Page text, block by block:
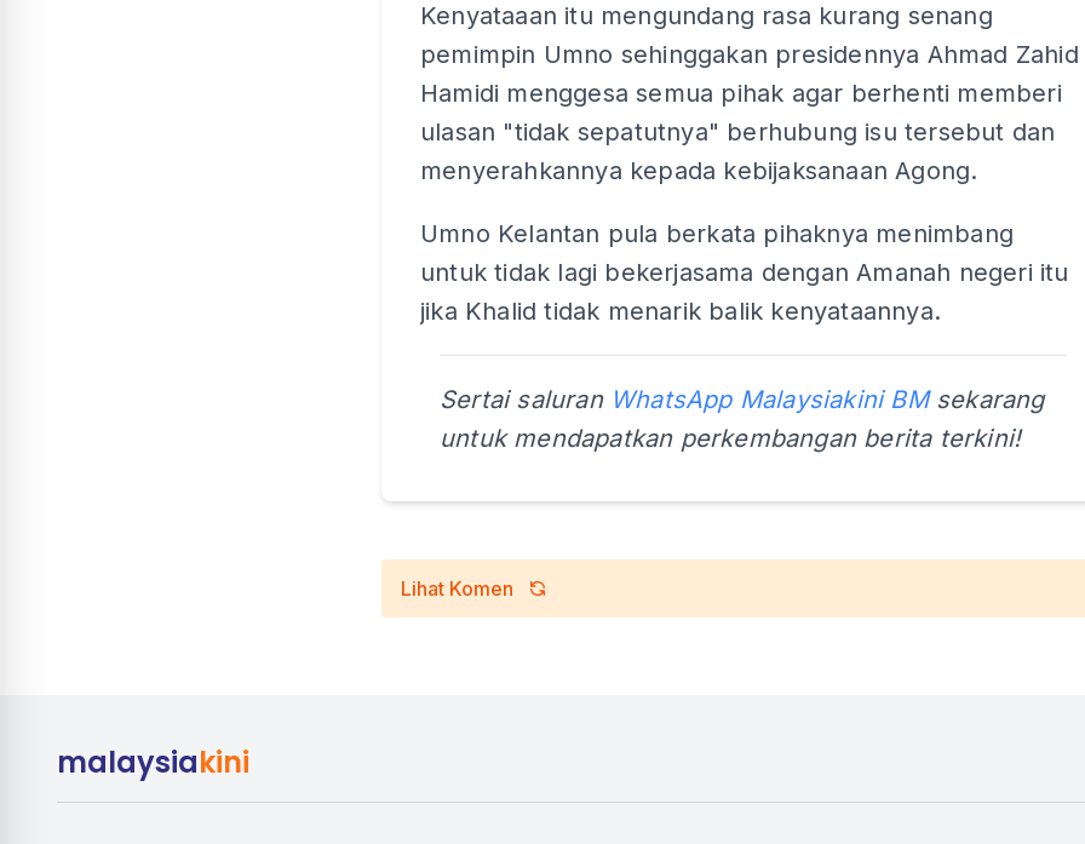
Kenyataaan itu mengundang rasa kurang senang
pemimpin Umno sehinggakan presidennya Ahmad Zahid
Hamidi menggesa semua pihak agar berhenti memberi
ulasan "tidak sepatutnya" berhubung isu tersebut dan
menyerahkannya kepada kebijaksanaan Agong.
Umno Kelantan pula berkata pihaknya menimbang
untuk tidak lagi bekerjasama dengan Amanah negeri itu
jika Khalid tidak menarik balik kenyataannya.
Sertai saluran WhatsApp Malaysiakini BMsekarang
untuk mendapatkan perkembangan berita terkini!
Lihat Komen
malaysiakini